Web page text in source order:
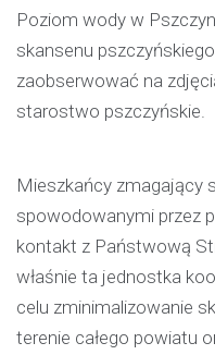
Poziom wody w
skansenu
zaobserwować na
starostwo pszczyńskie.
Mieszkańcy zmagający
spowodowanymi przez
kontakt z Państwową
właśnie ta jednostka
celu zminimalizowanie
terenie całego powiatu